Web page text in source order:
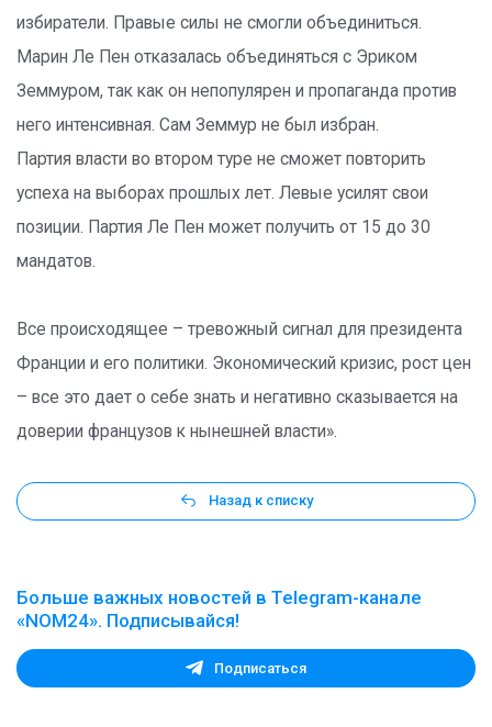
избиратели. Правые силы не смогли объединиться.
Марин Ле Пен отказалась объединяться с Эриком
Земмуром, так как он непопулярен и пропаганда против
него интенсивная. Сам Земмур не был избран.
Партия власти во втором туре не сможет повторить
успеха на выборах прошлых лет. Левые усилят свои
позиции. Партия Ле Пен может получить от 15 до 30
мандатов.
Все происходящее – тревожный сигнал для президента
Франции и его политики. Экономический кризис, рост цен
– все это дает о себе знать и негативно сказывается на
доверии французов к нынешней власти».
Назад к списку
Больше важных новостей в Telegram-канале
«NOM24». Подписывайся!
Подписаться